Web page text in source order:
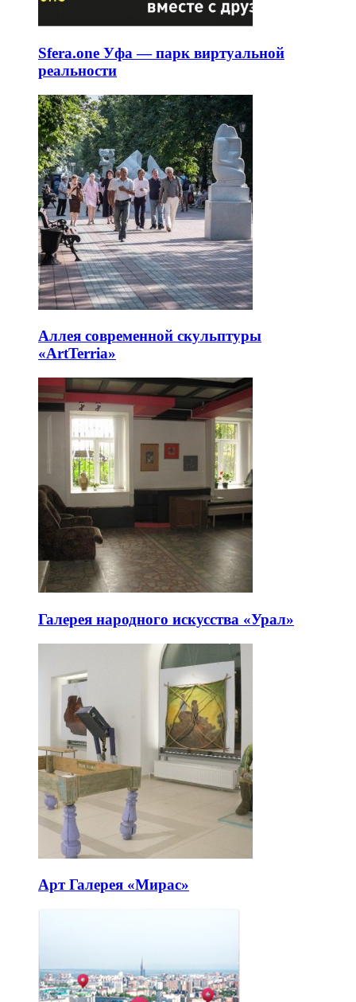
Sfera.one Уфа — парк виртуальной
реальности
Аллея современной скульптуры
«ArtTerria»
Галерея народного искусства «Урал»
Арт Галерея «Мирас»